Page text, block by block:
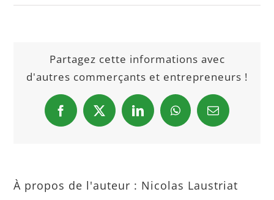
Partagez cette informations avec
d'autres commerçants et entrepreneurs !
Facebook
X LinkedInWhatsAppEmail
À propos de l'auteur : Nicolas Laustriat